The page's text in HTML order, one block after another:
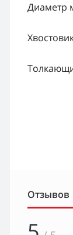
Диаметр
Отзывов